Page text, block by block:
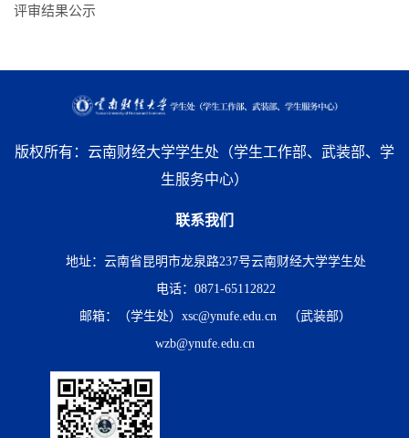
评审结果公示
版权所有：云南财经大学学生处（学生工作部、武装部、学
生服务中心）
联系我们
地址：云南省昆明市龙泉路237号云南财经大学学生处
电话：0871-65112822
邮箱：（学生处）xsc@ynufe.edu.cn （武装部）
wzb@ynufe.edu.cn